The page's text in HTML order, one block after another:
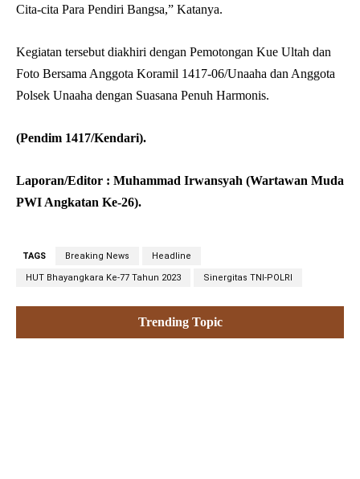
Cita-cita Para Pendiri Bangsa,” Katanya.
Kegiatan tersebut diakhiri dengan Pemotongan Kue Ultah dan
Foto Bersama Anggota Koramil 1417-06/Unaaha dan Anggota
Polsek Unaaha dengan Suasana Penuh Harmonis.
(Pendim 1417/Kendari).
Laporan/Editor : Muhammad Irwansyah (Wartawan Muda
PWI Angkatan Ke-26).
TAGS Breaking News Headline
HUT Bhayangkara Ke-77 Tahun 2023 Sinergitas TNI-POLRI
Trending Topic